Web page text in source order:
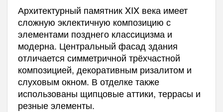
Архитектурный памятник XIX века имеет
сложную эклектичную композицию с
элементами позднего классицизма и
модерна. Центральный фасад здания
отличается симметричной трёхчастной
композицией, декоративным ризалитом и
слуховым окном. В отделке также
использованы щипцовые аттики, террасы и
резные элементы.